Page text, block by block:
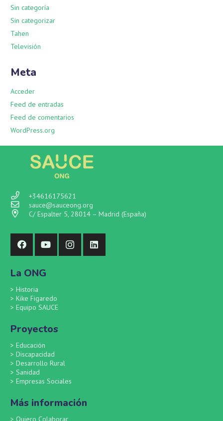
Sin categoría
Sin categorizar
Tahen
Televisión
Meta
Acceder
Feed de entradas
Feed de comentarios
WordPress.org
+34616175621
sauce@sauceong.org
C/ Espalter 5, 28014 – Madrid (España)
La ONG
> Historia
> Kike Figaredo
> Equipo SAUCE
Proyectos
> Educación
> Discapacidad
> Desarrollo Rural
> Sanidad
> Empresas Sociales
Más información